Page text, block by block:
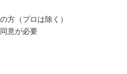
方（プロは除く）
意が必要